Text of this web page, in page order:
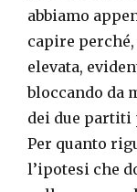
abbiamo
capire
elevata,
bloccando da
dei due partiti
Per quanto
l’ipotesi che